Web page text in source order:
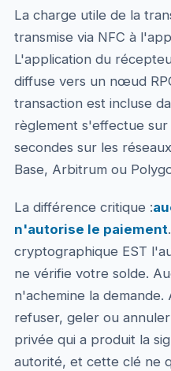
La charge utile de la
transmise via NFC à
L'application du
diffuse vers un nœud
transaction est incluse
règlement s'effectue
secondes sur les
Base, Arbitrum ou
La différence critique :
n'autorise le paiement
cryptographique EST
ne vérifie votre solde.
n'achemine la
refuser, geler ou
privée qui a produit la
autorité, et cette clé ne